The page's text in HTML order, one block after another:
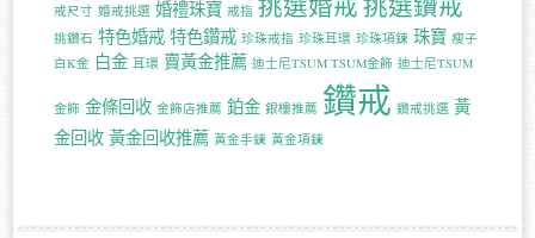
戒尺寸 婚戒挑選 婚禮珠寶 戒指
挑鑽石 特色婚戒 特色鑽戒 珍珠戒指 珍珠耳環 珍珠項鍊 珠寶 瘦子
白K金 白金 耳環 賣黃金推薦 迪士尼TSUM TSUM金飾 迪士尼TSUM
金飾 金條回收 金飾店推薦 鉑金 銀樓推薦 鑽戒 鑽戒挑選 黃
金回收 黃金回收推薦 黃金手鍊 黃金項鍊